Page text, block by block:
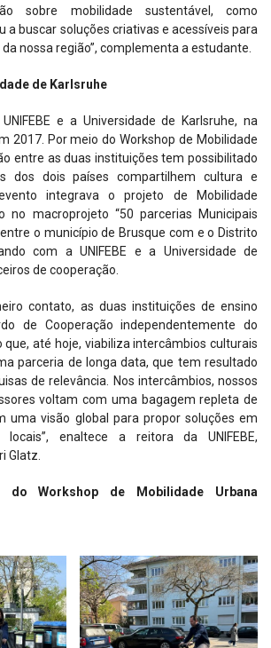
sobre mobilidade sustentável, como
a buscar soluções criativas e acessíveis para
nossa região”, complementa a estudante.
de Karlsruhe
e a Universidade de Karlsruhe, na
2017. Por meio do Workshop de Mobilidade
entre as duas instituições tem possibilitado
dos dois países compartilhem cultura e
integrava o projeto de Mobilidade
no macroprojeto “50 parcerias Municipais
o município de Brusque com e o Distrito
com a UNIFEBE e a Universidade de
de cooperação.
contato, as duas instituições de ensino
de Cooperação independentemente do
até hoje, viabiliza intercâmbios culturais
parceria de longa data, que tem resultado
de relevância. Nos intercâmbios, nossos
voltam com uma bagagem repleta de
uma visão global para propor soluções em
enaltece a reitora da UNIFEBE,
Glatz.
Workshop de Mobilidade Urbana